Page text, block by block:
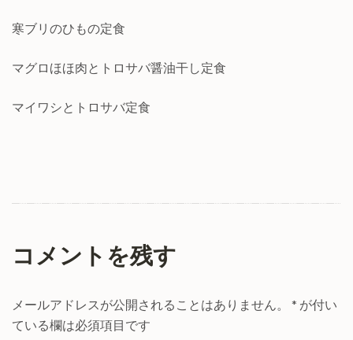
寒ブリのひもの定食
マグロほほ肉とトロサバ醤油干し定食
マイワシとトロサバ定食
コメントを残す
メールアドレスが公開されることはありません。 * が付い
ている欄は必須項目です